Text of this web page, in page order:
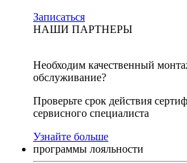
Записаться
НАШИ ПАРТНЕРЫ
Необходим качественный
обслуживание?
Проверьте срок действия
сервисного специалиста
Узнайте больше
программы лояльности